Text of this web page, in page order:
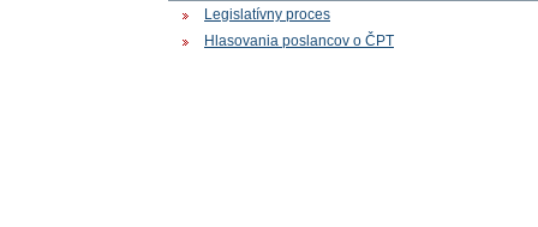
Legislatívny proces
Hlasovania poslancov o ČPT